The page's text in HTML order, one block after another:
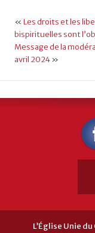
« Les droits et les
bispirituelles sont
Message de la
avril 2024»
L’Église Unie